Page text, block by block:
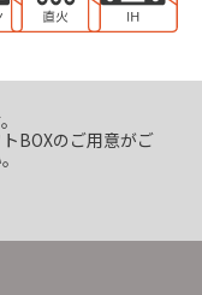
BOXのご用意がご